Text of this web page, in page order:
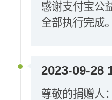
感谢支付宝公
全部执行完成。
2023-09-28
尊敬的捐赠人：